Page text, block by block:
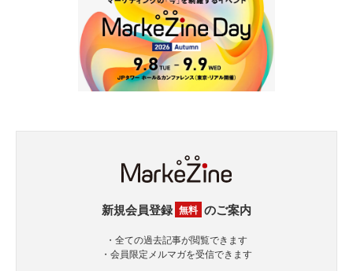
新規会員登録 無料 のご案内
・全ての過去記事が閲覧できます
・会員限定メルマガを受信できます